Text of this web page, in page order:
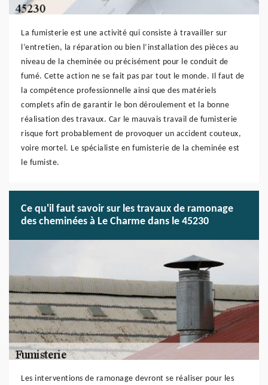
La fumisterie est une activité qui consiste à travailler sur
l’entretien, la réparation ou bien l’installation des pièces au
niveau de la cheminée ou précisément pour le conduit de
fumé. Cette action ne se fait pas par tout le monde. Il faut de
la compétence professionnelle ainsi que des matériels
complets afin de garantir le bon déroulement et la bonne
réalisation des travaux. Car le mauvais travail de fumisterie
risque fort probablement de provoquer un accident couteux,
voire mortel. Le spécialiste en fumisterie de la cheminée est
le fumiste.
Ce qu'il faut savoir sur les travaux de ramonage
des cheminées à Le Charme dans le 45230
Les interventions de ramonage devront se réaliser pour les